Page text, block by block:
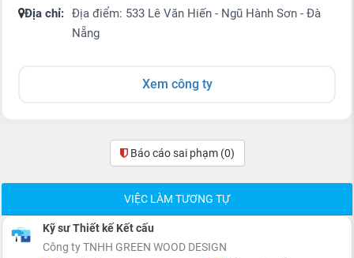
Địa chỉ: Địa điểm: 533 Lê Văn Hiến - Ngũ Hành Sơn - Đà
Nẵng
Xem công ty
Báo cáo sai phạm (0)
VIỆC LÀM TƯƠNG TỰ
Kỹ sư Thiết kế Kết cấu
Công ty TNHH GREEN WOOD DESIGN